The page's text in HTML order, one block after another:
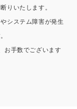
わせ
りいたします。
システム障害が発生
お手数でございます